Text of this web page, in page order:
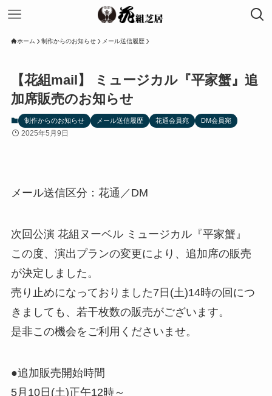
ホーム 制作からのお知らせ メール送信履歴
【花組mail】 ミュージカル『平家蟹』追
加席販売のお知らせ
制作からのお知らせ メール送信履歴 花通会員宛 DM会員宛
2025年5月9日
メール送信区分：花通／DM
次回公演 花組ヌーベル ミュージカル『平家蟹』
この度、演出プランの変更により、追加席の販売
が決定しました。
売り止めになっておりました7日(土)14時の回につ
きましても、若干枚数の販売がございます。
是非この機会をご利用くださいませ。
●追加販売開始時間
5月10日(土)正午12時～